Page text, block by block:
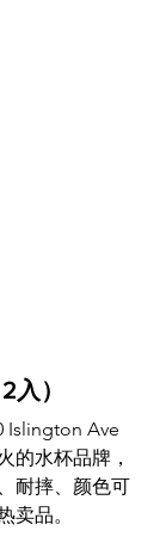
入）
Islington Ave
的水杯品牌，
耐摔、颜色可
卖品。